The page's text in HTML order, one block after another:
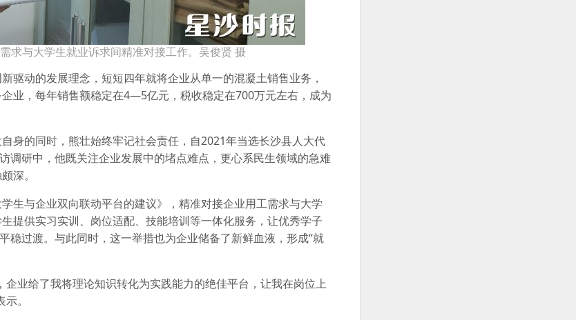
求与大学生就业诉求间精准对接工作。吴俊贤 摄
驱动的发展理念，短短四年就将企业从单一的混凝土销售业务，
业，每年销售额稳定在4—5亿元，税收稳定在700万元左右，成为
身的同时，熊壮始终牢记社会责任，自2021年当选长沙县人大代
调研中，他既关注企业发展中的堵点难点，更心系民生领域的急难
深。
生与企业双向联动平台的建议》，精准对接企业用工需求与大学
提供实习实训、岗位适配、技能培训等一体化服务，让优秀学子
稳过渡。与此同时，这一举措也为企业储备了新鲜血液，形成“就
业给了我将理论知识转化为实践能力的绝佳平台，让我在岗位上
。